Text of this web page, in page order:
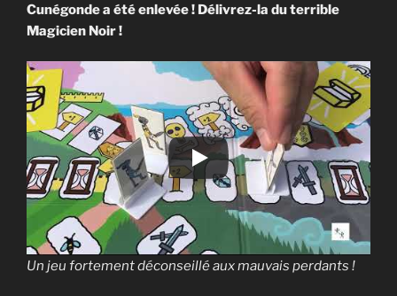
Cunégonde a été enlevée ! Délivrez-la du terrible
Magicien Noir !
Un jeu fortement déconseillé aux mauvais perdants !